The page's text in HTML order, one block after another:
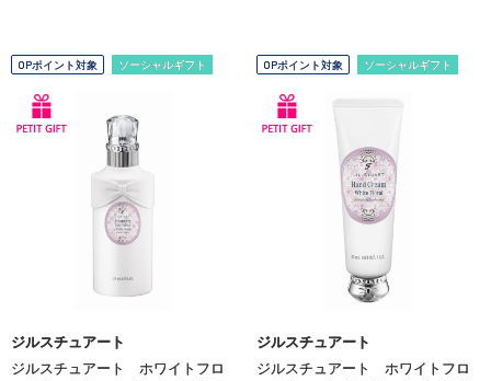
OPポイント対象 ソーシャルギフト
ジルスチュアート
ジルスチュアート ホワイトフロ
OPポイント対象 ソーシャルギフト
ジルスチュアート
ジルスチュアート ホワイトフロ